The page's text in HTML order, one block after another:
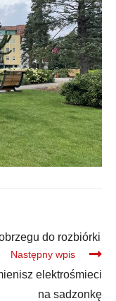
do rozbiórki
Następny wpis
elektrośmieci
na sadzonkę